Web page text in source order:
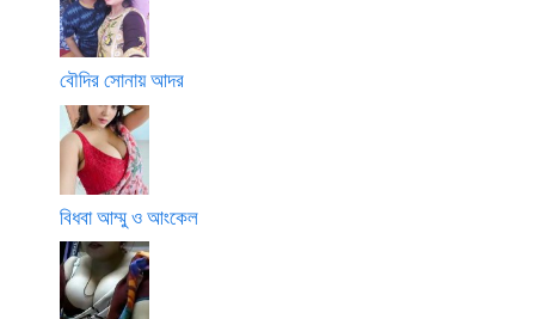
বৌদির সোনায় আদর
বিধবা আম্মু ও আংকেল